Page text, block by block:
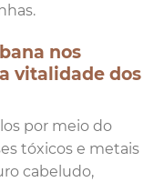
nos
vitalidade dos
por meio do
tóxicos e metais
cabeludo,